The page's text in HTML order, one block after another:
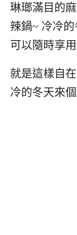
琳瑯滿目的
辣鍋~ 冷冷
可以隨時享
就是這樣自
冷的冬天來